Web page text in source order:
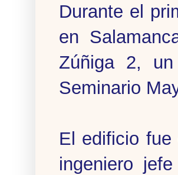
Durante el
en
Zúñiga 2,
Seminario
El edificio fue
ingeniero